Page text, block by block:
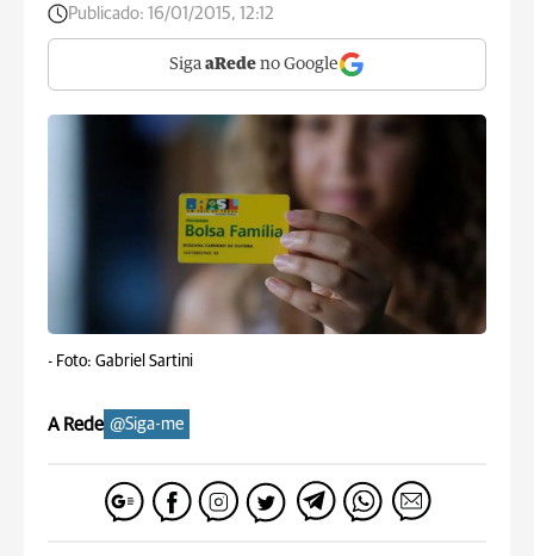
Publicado: 16/01/2015, 12:12
Siga aRede no Google
- Foto: Gabriel Sartini
A Rede @Siga-me